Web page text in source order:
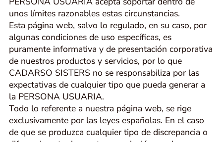
unos límites razonables estas circunstancias.
Esta página web, salvo lo regulado, en su caso, por
algunas condiciones de uso específicas, es
puramente informativa y de presentación corporativa
de nuestros productos y servicios, por lo que
CADARSO SISTERS no se responsabiliza por las
expectativas de cualquier tipo que pueda generar a
la PERSONA USUARIA.
Todo lo referente a nuestra página web, se rige
exclusivamente por las leyes españolas. En el caso
de que se produzca cualquier tipo de discrepancia o